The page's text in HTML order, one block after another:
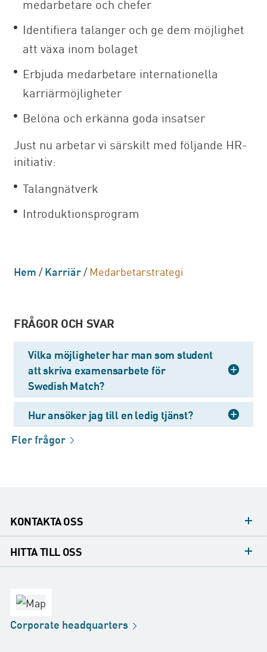
medarbetare och chefer
Identifiera talanger och ge dem möjlighet
att växa inom bolaget
Erbjuda medarbetare internationella
karriärmöjligheter
Belöna och erkänna goda insatser
Just nu arbetar vi särskilt med följande HR-
initiativ:
Talangnätverk
Introduktionsprogram
Hem/Karriär/Medarbetarstrategi
FRÅGOR OCH SVAR
Vilka möjligheter har man som student
att skriva examensarbete för
Swedish Match?
Hur ansöker jag till en ledig tjänst?
Flerfrågor
KONTAKTA OSS
Konsumentkontakt
HITTA TILL OSS
Försäljningskontor
Distribution
Corporate headquarters